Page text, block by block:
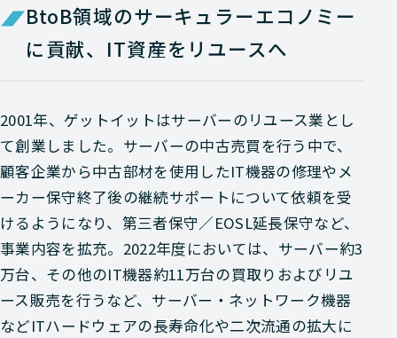
BtoB領域のサーキュラーエコノミー
に貢献、IT資産をリユースへ
2001年、ゲットイットはサーバーのリユース業とし
て創業しました。サーバーの中古売買を行う中で、
顧客企業から中古部材を使用したIT機器の修理やメ
ーカー保守終了後の継続サポートについて依頼を受
けるようになり、第三者保守／EOSL延長保守など、
事業内容を拡充。2022年度においては、サーバー約3
万台、その他のIT機器約11万台の買取りおよびリユ
ース販売を行うなど、サーバー・ネットワーク機器
などITハードウェアの長寿命化や二次流通の拡大に